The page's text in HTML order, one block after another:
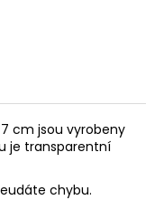
cm jsou vyrobeny
je transparentní
chybu.